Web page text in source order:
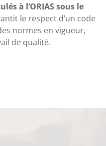
à l’ORIAS sous le
le respect d’un code
normes en vigueur,
de qualité.